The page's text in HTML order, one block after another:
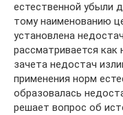
естественной убыли
тому наименованию
установлена
рассматривается как
зачета недостач
применения норм
образовалась
решает вопрос об